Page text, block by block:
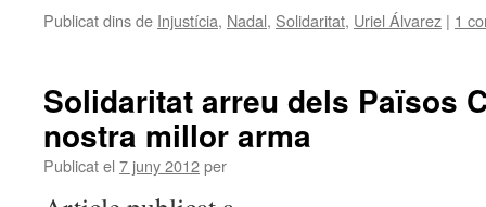
Publicat dins de Injustícia, Nadal, Solidaritat, Uriel Álvarez | 1
Solidaritat arreu dels Països
nostra millor arma
Publicat el 7 juny 2012per